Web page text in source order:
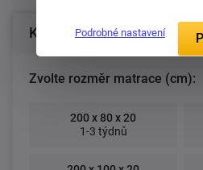
Konfigurace produktu
Zvolte rozměr matrace (cm):
200 x 80 x 20
1-3 týdnů
Podrobné nastavení